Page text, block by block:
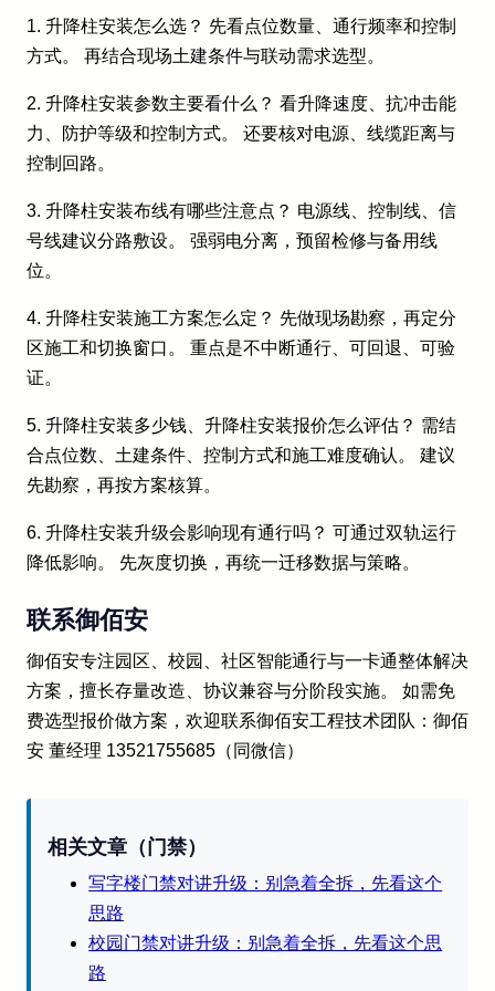
1. 升降柱安装怎么选？ 先看点位数量、通行频率和控制
方式。 再结合现场土建条件与联动需求选型。
2. 升降柱安装参数主要看什么？ 看升降速度、抗冲击能
力、防护等级和控制方式。 还要核对电源、线缆距离与
控制回路。
3. 升降柱安装布线有哪些注意点？ 电源线、控制线、信
号线建议分路敷设。 强弱电分离，预留检修与备用线
位。
4. 升降柱安装施工方案怎么定？ 先做现场勘察，再定分
区施工和切换窗口。 重点是不中断通行、可回退、可验
证。
5. 升降柱安装多少钱、升降柱安装报价怎么评估？ 需结
合点位数、土建条件、控制方式和施工难度确认。 建议
先勘察，再按方案核算。
6. 升降柱安装升级会影响现有通行吗？ 可通过双轨运行
降低影响。 先灰度切换，再统一迁移数据与策略。
联系御佰安
御佰安专注园区、校园、社区智能通行与一卡通整体解决
方案，擅长存量改造、协议兼容与分阶段实施。 如需免
费选型报价做方案，欢迎联系御佰安工程技术团队：御佰
安 董经理 13521755685（同微信）
相关文章（门禁）
写字楼门禁对讲升级：别急着全拆，先看这个
思路
校园门禁对讲升级：别急着全拆，先看这个思
路